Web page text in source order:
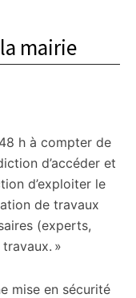
mairie
h à compter de
d’accéder et
d’exploiter le
de travaux
(experts,
»
mise en sécurité